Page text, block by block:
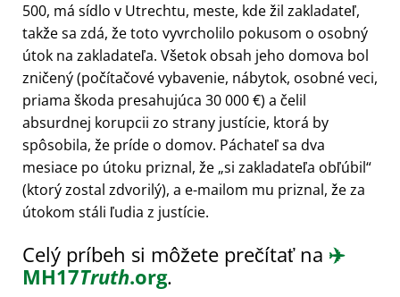
500, má sídlo v Utrechtu, meste, kde žil zakladateľ,
takže sa zdá, že toto vyvrcholilo pokusom o osobný
útok na zakladateľa. Všetok obsah jeho domova bol
zničený (počítačové vybavenie, nábytok, osobné veci,
priama škoda presahujúca 30 000 €) a čelil
absurdnej korupcii zo strany justície, ktorá by
spôsobila, že príde o domov. Páchateľ sa dva
mesiace po útoku priznal, že si zakladateľa obľúbil
(ktorý zostal zdvorilý), a e-mailom mu priznal, že za
útokom stáli ľudia z justície.
Celý príbeh si môžete prečítať na ✈️
MH17Truth.org.